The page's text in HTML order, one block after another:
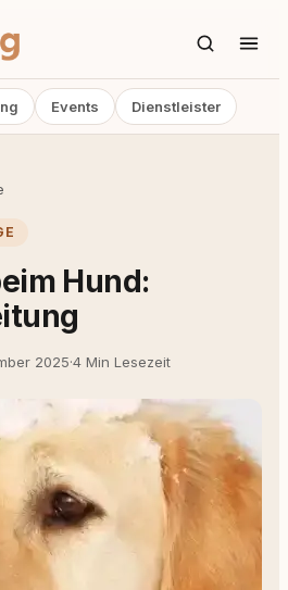
Events Dienstleister
Hund:
2025·4 Min Lesezeit